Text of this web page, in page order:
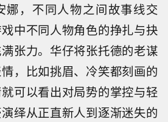
娜，不同人物之间故事线交
中不同人物角色的挣扎与抉
张力。华仔将张托德的老谋
，比如挑眉、冷笑都刻画的
可以看出对局势的掌控与轻
绎从正直新人到逐渐迷失的